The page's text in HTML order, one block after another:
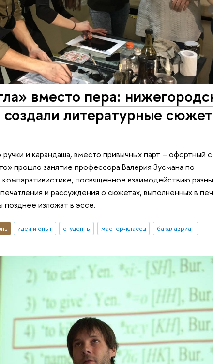
вместо пера:
литературные
ручки и карандаша, вместо привычных парт – офортный
прошло занятие профессора Валерия Зусмана по
посвященное взаимодействию
и рассуждения о сюжетах, выполненных в
позднее изложат в эссе.
идеи и опыт студенты мастер-классы бакалавриат